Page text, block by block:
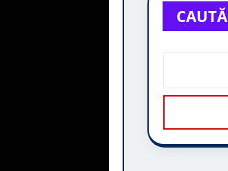
CAUTĂ